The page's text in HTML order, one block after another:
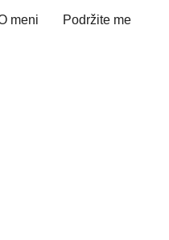
meni Podržite me